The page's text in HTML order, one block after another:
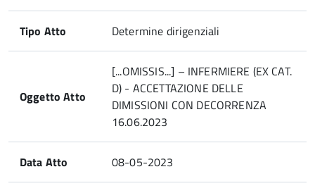
Tipo Atto Determine dirigenziali
Oggetto Atto
[...OMISSIS...] – INFERMIERE (EX CAT.
D) - ACCETTAZIONE DELLE
DIMISSIONI CON DECORRENZA
16.06.2023
Data Atto 08-05-2023